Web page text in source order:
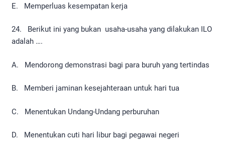
E. Memperluas kesempatan kerja
24. Berikut ini yang bukan usaha-usaha yang dilakukan ILO
adalah ….
A. Mendorong demonstrasi bagi para buruh yang tertindas
B. Memberi jaminan kesejahteraan untuk hari tua
C. Menentukan Undang-Undang perburuhan
D. Menentukan cuti hari libur bagi pegawai negeri